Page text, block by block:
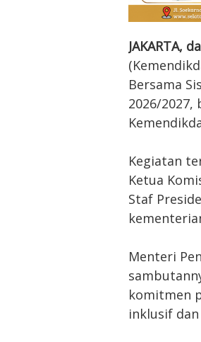
JAKARTA,
Bersama
2026/2027,
Kegiatan
Ketua
Staf
Menteri
komitmen
inklusif